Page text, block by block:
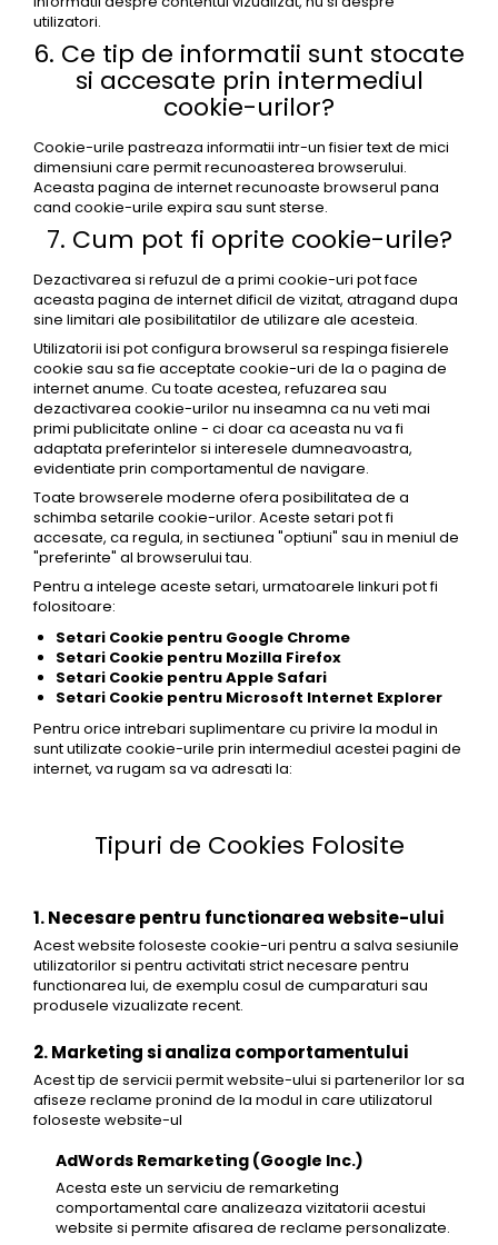
utilizatori.
6. Ce tip de informatii sunt stocate
si accesate prin intermediul
cookie-urilor?
Cookie-urile pastreaza informatii intr-un fisier text de mici
dimensiuni care permit recunoasterea browserului.
Aceasta pagina de internet recunoaste browserul pana
cand cookie-urile expira sau sunt sterse.
7. Cum pot fi oprite cookie-urile?
Dezactivarea si refuzul de a primi cookie-uri pot face
aceasta pagina de internet dificil de vizitat, atragand dupa
sine limitari ale posibilitatilor de utilizare ale acesteia.
Utilizatorii isi pot configura browserul sa respinga fisierele
cookie sau sa fie acceptate cookie-uri de la o pagina de
internet anume. Cu toate acestea, refuzarea sau
dezactivarea cookie-urilor nu inseamna ca nu veti mai
primi publicitate online - ci doar ca aceasta nu va fi
adaptata preferintelor si interesele dumneavoastra,
evidentiate prin comportamentul de navigare.
Toate browserele moderne ofera posibilitatea de a
schimba setarile cookie-urilor. Aceste setari pot fi
accesate, ca regula, in sectiunea "optiuni" sau in meniul de
"preferinte" al browserului tau.
Pentru a intelege aceste setari, urmatoarele linkuri pot fi
folositoare:
Setari Cookie pentru Google Chrome
Setari Cookie pentru Mozilla Firefox
Setari Cookie pentru Apple Safari
Setari Cookie pentru Microsoft Internet Explorer
Pentru orice intrebari suplimentare cu privire la modul in
sunt utilizate cookie-urile prin intermediul acestei pagini de
internet, va rugam sa va adresati la:
Tipuri de Cookies Folosite
1. Necesare pentru functionarea website-ului
Acest website foloseste cookie-uri pentru a salva sesiunile
utilizatorilor si pentru activitati strict necesare pentru
functionarea lui, de exemplu cosul de cumparaturi sau
produsele vizualizate recent.
2. Marketing si analiza comportamentului
Acest tip de servicii permit website-ului si partenerilor lor sa
afiseze reclame pronind de la modul in care utilizatorul
foloseste website-ul
AdWords Remarketing (Google Inc.)
Acesta este un serviciu de remarketing
comportamental care analizeaza vizitatorii acestui
website si permite afisarea de reclame personalizate.